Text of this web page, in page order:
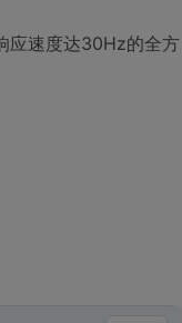
应速度达30Hz的全方